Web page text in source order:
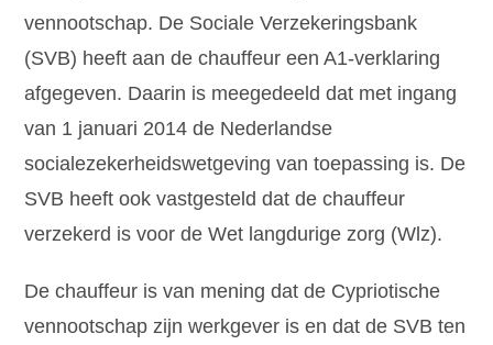
vennootschap. De Sociale Verzekeringsbank
(SVB) heeft aan de chauffeur een A1-verklaring
afgegeven. Daarin is meegedeeld dat met ingang
van 1 januari 2014 de Nederlandse
socialezekerheidswetgeving van toepassing is. De
SVB heeft ook vastgesteld dat de chauffeur
verzekerd is voor de Wet langdurige zorg (Wlz).
De chauffeur is van mening dat de Cypriotische
vennootschap zijn werkgever is en dat de SVB ten